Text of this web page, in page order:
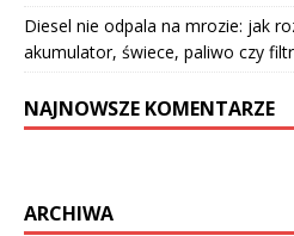
Diesel nie odpala na mrozie: jak
akumulator, świece, paliwo czy
NAJNOWSZE KOMENTARZE
ARCHIWA